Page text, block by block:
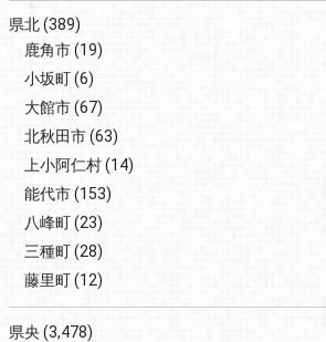
県北(389)
鹿角市(19)
小坂町(6)
大館市(67)
北秋田市(63)
上小阿仁村(14)
能代市(153)
八峰町(23)
三種町(28)
藤里町(12)
県央 (3,478)